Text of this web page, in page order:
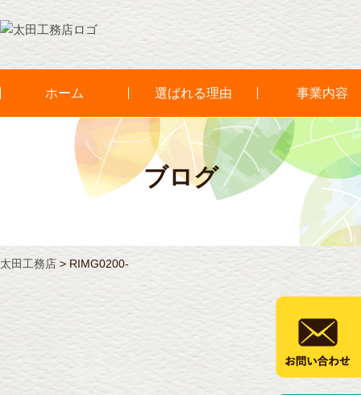
ホーム 選ばれる理由 事業内容
ブログ
太田工務店 >RIMG0200-